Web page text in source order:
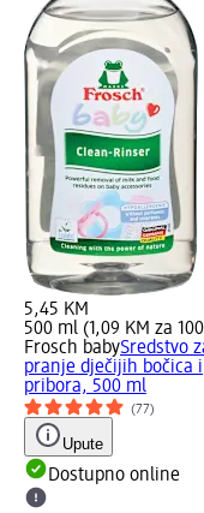
5,45 KM
500 ml (1,09 KM za
Frosch babySredstvo
pranje dječijih bočica i
pribora, 500 ml
(77)
Upute
Dostupno online